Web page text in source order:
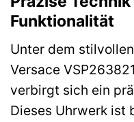
Funktionalität
Unter dem
Versace
verbirgt sich ein
Dieses Uhrwerk ist